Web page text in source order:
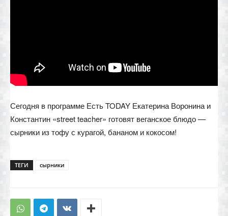
Сегодня в программе Есть TODAY Екатерина Воронина и
Константин «street teacher» готовят веганское блюдо —
сырники из тофу с курагой, бананом и кокосом!
ТЕГИ сырники